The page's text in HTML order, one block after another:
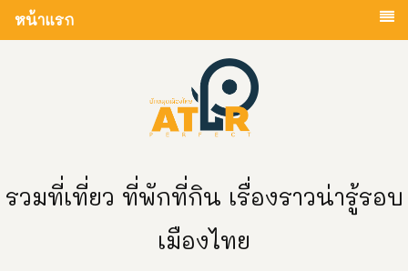
หน้าแรก
รวมที่เที่ยว ที่พักที่กิน เรื่องราวน่ารู้รอบ
เมืองไทย